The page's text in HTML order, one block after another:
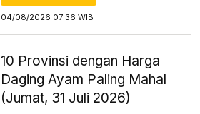
04/08/2026 07:36 WIB
10 Provinsi dengan Harga
Daging Ayam Paling Mahal
(Jumat, 31 Juli 2026)